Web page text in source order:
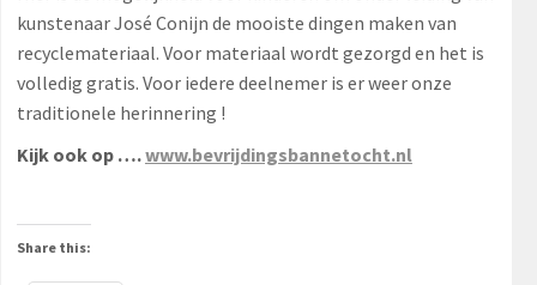
kunstenaar José Conijn de mooiste dingen maken van
recyclemateriaal. Voor materiaal wordt gezorgd en het is
volledig gratis. Voor iedere deelnemer is er weer onze
traditionele herinnering !
Kijk ook op ….www.bevrijdingsbannetocht.nl
Share this: